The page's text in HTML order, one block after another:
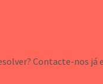
Contacte-nos já